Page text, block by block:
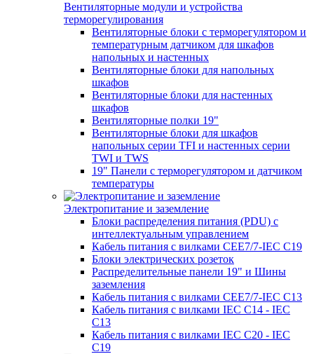
Вентиляторные модули и устройства
терморегулирования
Вентиляторные блоки с терморегулятором и
температурным датчиком для шкафов
напольных и настенных
Вентиляторные блоки для напольных
шкафов
Вентиляторные блоки для настенных
шкафов
Вентиляторные полки 19"
Вентиляторные блоки для шкафов
напольных серии TFI и настенных серии
TWI и TWS
19" Панели с терморегулятором и датчиком
температуры
Электропитание и заземление
Блоки распределения питания (PDU) с
интеллектуальным управлением
Кабель питания с вилками CEE7/7-IEC C19
Блоки электрических розеток
Распределительные панели 19" и Шины
заземления
Кабель питания с вилками CEE7/7-IEC C13
Кабель питания с вилками IEC C14 - IEC
C13
Кабель питания с вилками IEC C20 - IEC
C19